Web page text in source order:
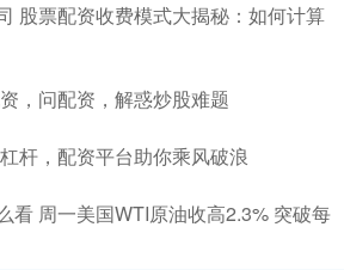
股票配资收费模式大揭秘：如何计算
，问配资，解惑炒股难题
杆，配资平台助你乘风破浪
看 周一美国WTI原油收高2.3% 突破每